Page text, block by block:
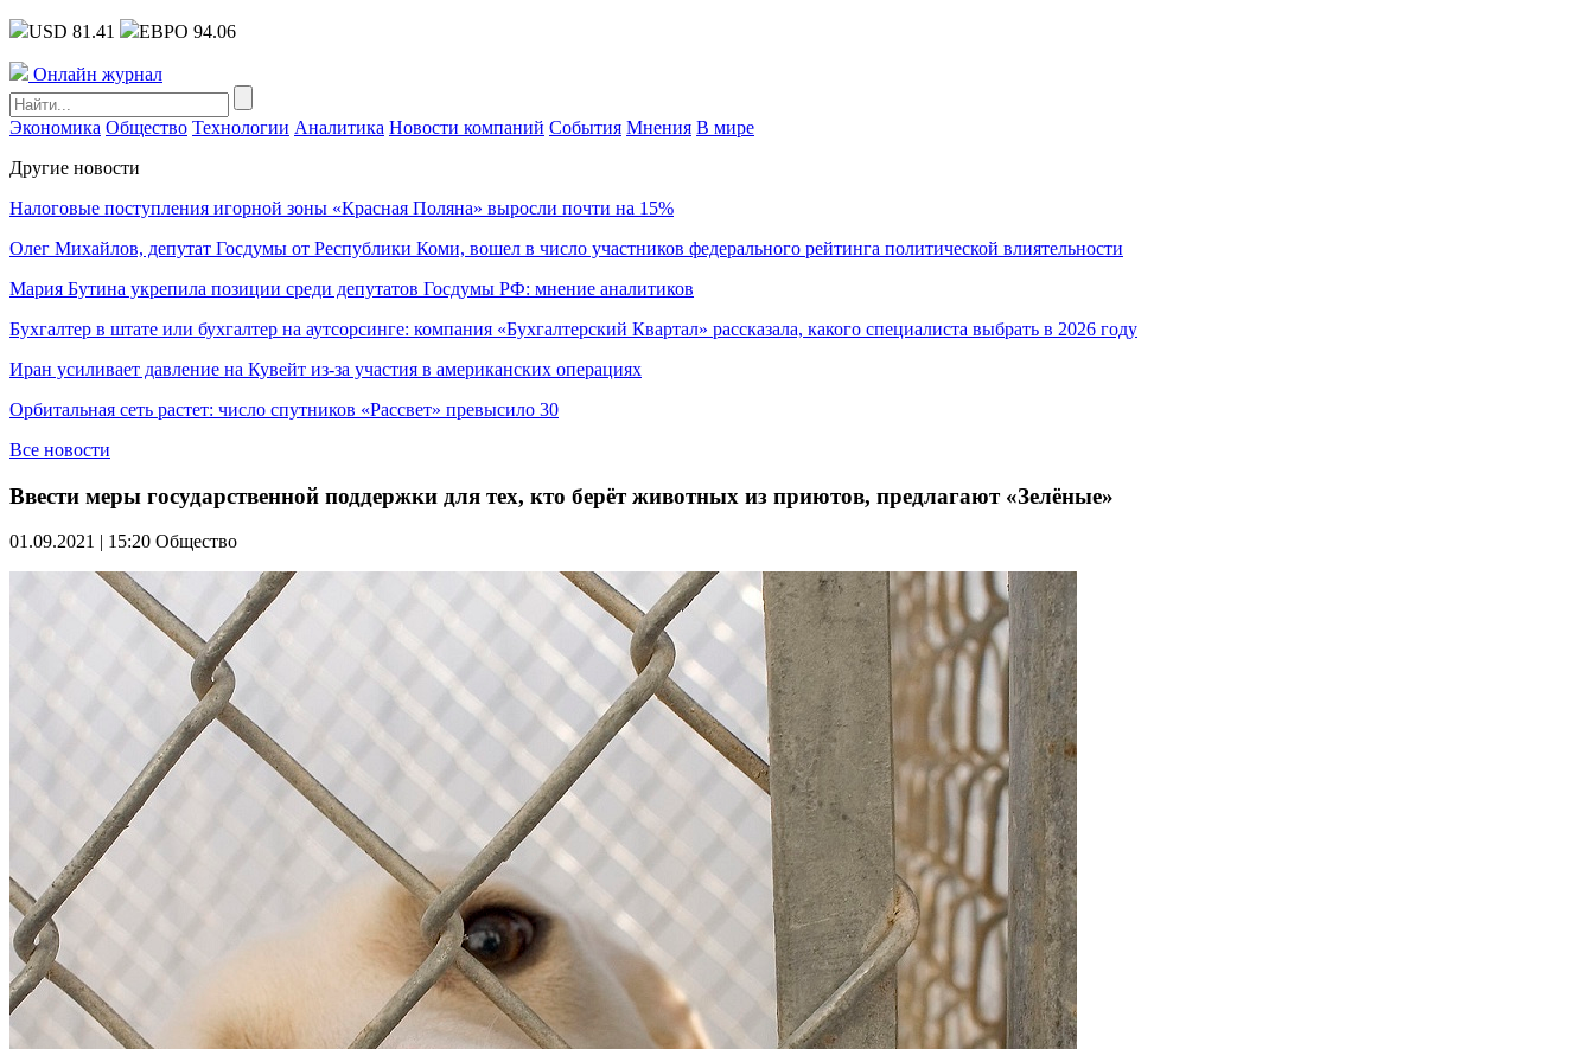
USD 81.41 ЕВРО 94.06
Онлайн журнал
Экономика Общество Технологии Аналитика Новости компаний События Мнения В мире
Другие новости
Налоговые поступления игорной зоны «Красная Поляна» выросли почти на 15%
Олег Михайлов, депутат Госдумы от Республики Коми, вошел в число участников федерального рейтинга политической влиятельности
Мария Бутина укрепила позиции среди депутатов Госдумы РФ: мнение аналитиков
Бухгалтер в штате или бухгалтер на аутсорсинге: компания «Бухгалтерский Квартал» рассказала, какого специалиста выбрать в 2026 году
Иран усиливает давление на Кувейт из-за участия в американских операциях
Орбитальная сеть растет: число спутников «Рассвет» превысило 30
Все новости
Ввести меры государственной поддержки для тех, кто берёт животных из приютов, предлагают «Зелёные»
01.09.2021 | 15:20 Общество